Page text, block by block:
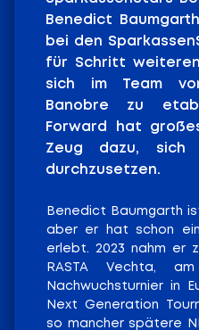
Benedict
bei den
für Schritt
sich im Team
Banobre zu
Forward hat
Zeug dazu, sich
durchzusetzen.
Benedict Baumgarth
aber er hat schon
erlebt. 2023 nahm er
RASTA Vechta,
Nachwuchsturnier in
Next Generation
so mancher spätere